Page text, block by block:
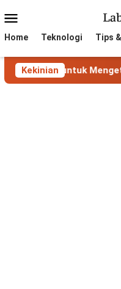
to
Menu
Home Teknologi Tips
Kekinian
untuk Mengetahui